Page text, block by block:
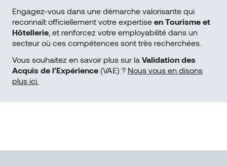
Engagez-vous dans une démarche valorisante qui
reconnaît officiellement votre expertise en Tourisme et
Hôtellerie , et renforcez votre employabilité dans un
secteur où ces compétences sont très recherchées.
Vous souhaitez en savoir plus sur la Validation des
Acquis de l’Expérience (VAE) ? Nous vous en disons
plus ici.